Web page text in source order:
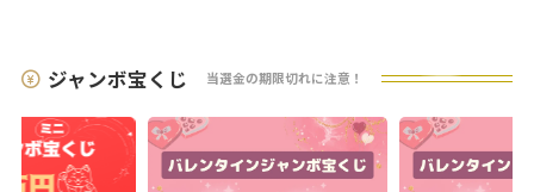
ジャンボ宝くじ 当選金の期限切れに注意！